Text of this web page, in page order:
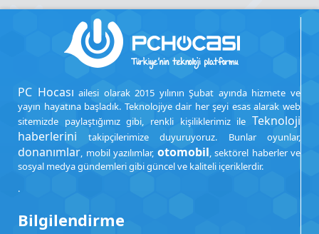
PC Hocası ailesi olarak 2015 yılının Şubat ayında hizmete ve
yayın hayatına başladık. Teknolojiye dair her şeyi esas alarak web
sitemizde paylaştığımız gibi, renkli kişiliklerimiz ile Teknoloji
haberlerini takipçilerimize duyuruyoruz. Bunlar oyunlar,
donanımlar, mobil yazılımlar, otomobil, sektörel haberler ve
sosyal medya gündemleri gibi güncel ve kaliteli içeriklerdir.
.
Bilgilendirme